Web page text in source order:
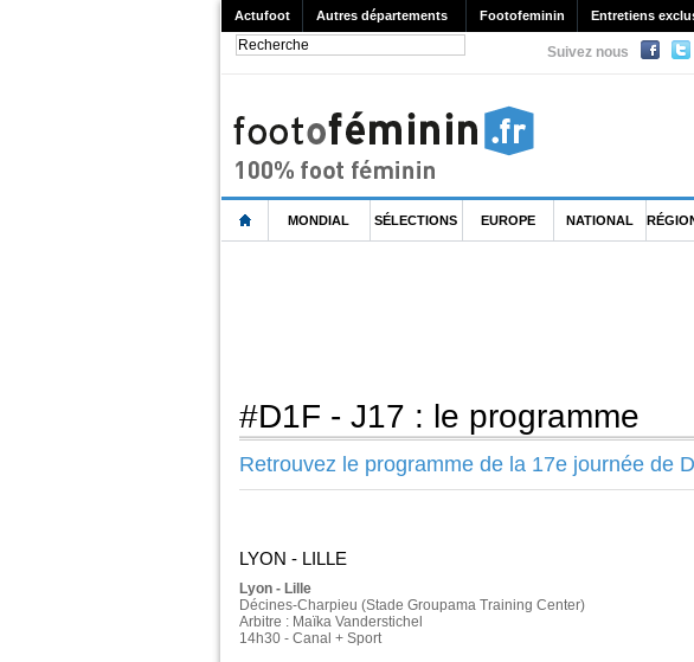
Actufoot Autres départements Footofeminin Entretiens
Suivez nous
MONDIAL SÉLECTIONS EUROPE NATIONAL
#D1F - J17 : le programme
Retrouvez le programme de la 17e journée de
LYON - LILLE
Lyon - Lille
Décines-Charpieu (Stade Groupama Training Center)
Arbitre : Maïka Vanderstichel
14h30 - Canal + Sport